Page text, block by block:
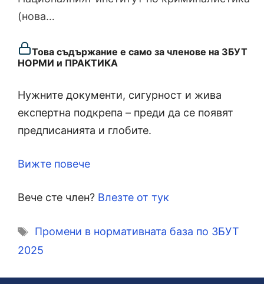
(нова…
Това съдържание е само за членове на ЗБУТ
НОРМИ и ПРАКТИКА
Нужните документи, сигурност и жива
експертна подкрепа – преди да се появят
предписанията и глобите.
Вижте повече
Вече сте член? Влезте от тук
Етикети
Промени в нормативната база по ЗБУТ
2025